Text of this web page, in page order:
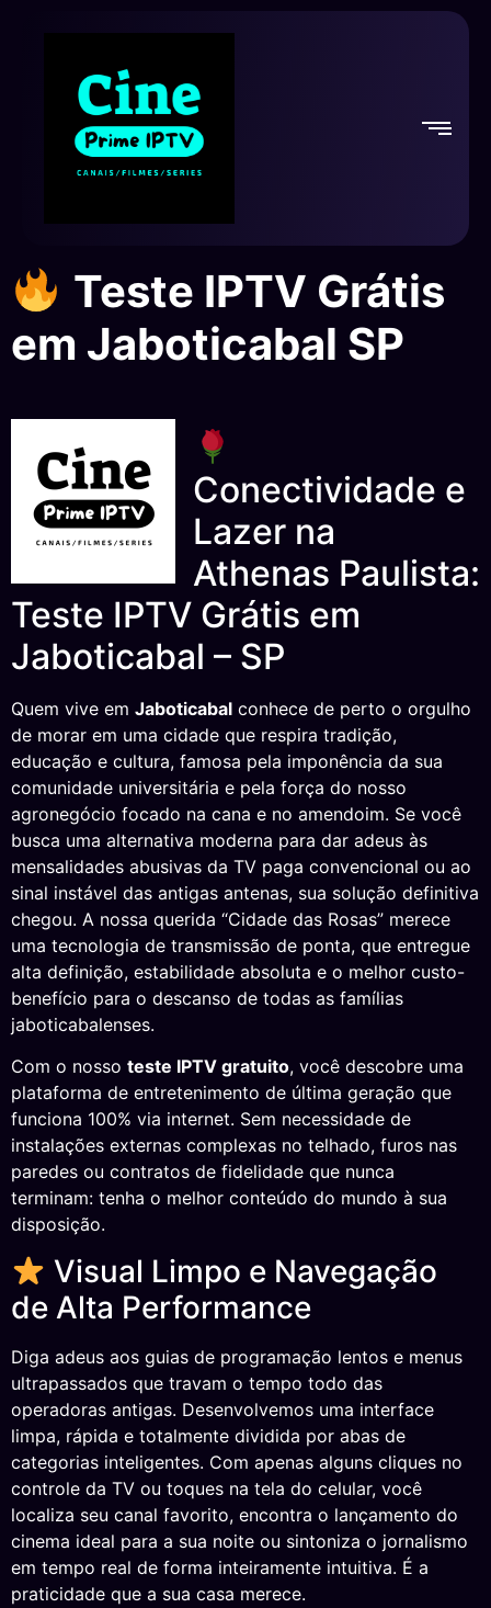
Teste IPTV Grátis
em Jaboticabal SP
Conectividade e
Lazer na
Athenas Paulista:
Teste IPTV Grátis em
Jaboticabal – SP
Quem vive em Jaboticabal conhece de perto o orgulho
de morar em uma cidade que respira tradição,
educação e cultura, famosa pela imponência da sua
comunidade universitária e pela força do nosso
agronegócio focado na cana e no amendoim. Se você
busca uma alternativa moderna para dar adeus às
mensalidades abusivas da TV paga convencional ou ao
sinal instável das antigas antenas, sua solução definitiva
chegou. A nossa querida “Cidade das Rosas” merece
uma tecnologia de transmissão de ponta, que entregue
alta definição, estabilidade absoluta e o melhor custo-
benefício para o descanso de todas as famílias
jaboticabalenses.
Com o nosso teste IPTV gratuito, você descobre uma
plataforma de entretenimento de última geração que
funciona 100% via internet. Sem necessidade de
instalações externas complexas no telhado, furos nas
paredes ou contratos de fidelidade que nunca
terminam: tenha o melhor conteúdo do mundo à sua
disposição.
Visual Limpo e Navegação
de Alta Performance
Diga adeus aos guias de programação lentos e menus
ultrapassados que travam o tempo todo das
operadoras antigas. Desenvolvemos uma interface
limpa, rápida e totalmente dividida por abas de
categorias inteligentes. Com apenas alguns cliques no
controle da TV ou toques na tela do celular, você
localiza seu canal favorito, encontra o lançamento do
cinema ideal para a sua noite ou sintoniza o jornalismo
em tempo real de forma inteiramente intuitiva. É a
praticidade que a sua casa merece.